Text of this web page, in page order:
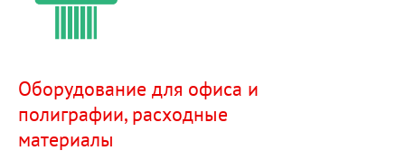
Оборудование для офиса и
полиграфии, расходные
материалы